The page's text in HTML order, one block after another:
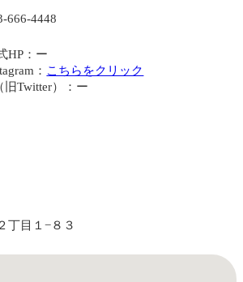
666-4448
HP：ー
： こちらをクリック
旧Twitter）：ー
丁目１−８３